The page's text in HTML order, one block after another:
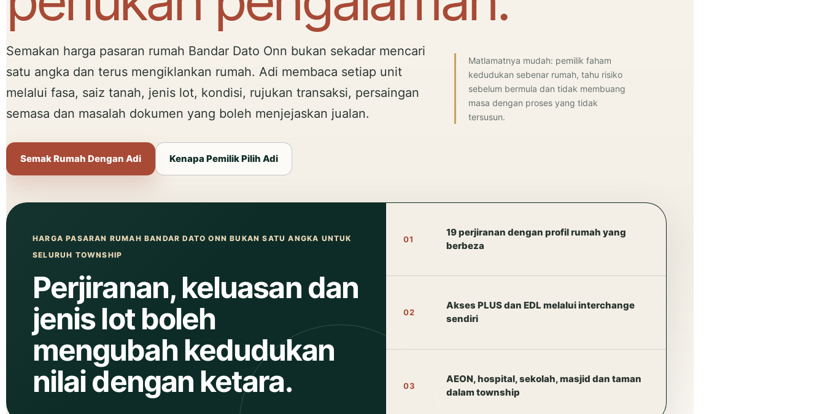
Semakan harga pasaran rumah Bandar Dato Onn bukan sekadar mencari
satu angka dan terus mengiklankan rumah. Adi membaca setiap unit
melalui fasa, saiz tanah, jenis lot, kondisi, rujukan transaksi, persaingan
semasa dan masalah dokumen yang boleh menjejaskan jualan.
Matlamatnya mudah: pemilik faham
kedudukan sebenar rumah, tahu risiko
sebelum bermula dan tidak membuang
masa dengan proses yang tidak
tersusun.
Semak Rumah Dengan Adi Kenapa Pemilik Pilih Adi
HARGA PASARAN RUMAH BANDAR DATO ONN BUKAN SATU ANGKA UNTUK
SELURUH TOWNSHIP
Perjiranan, keluasan dan
jenis lot boleh
mengubah kedudukan
nilai dengan ketara.
01
19 perjiranan dengan profil rumah yang
berbeza
02
Akses PLUS dan EDL melalui interchange
sendiri
03
AEON, hospital, sekolah, masjid dan taman
dalam township